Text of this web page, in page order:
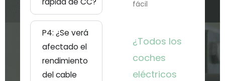
P4: ¿Se verá
afectado el
rendimiento
del cable
fácil
¿Todos los
coches
eléctricos